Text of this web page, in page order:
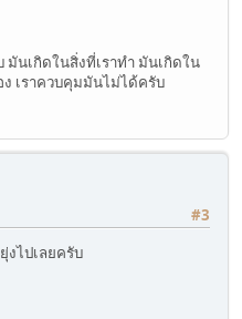
นเกิดในสิ่งที่เราทำ มันเกิดใน
ง เราควบคุมมันไม่ได้ครับ
#3
งไปเลยครับ